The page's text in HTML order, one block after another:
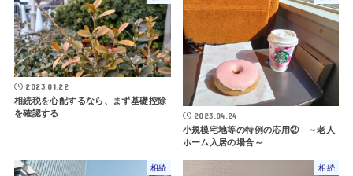
2023.01.22
相続税を心配するなら、まず基礎控除
を確認する
2023.04.24
小規模宅地等の特例の応用② ～老人
ホーム入居の場合～
相続 相続